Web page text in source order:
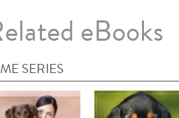
eBooks
SERIES